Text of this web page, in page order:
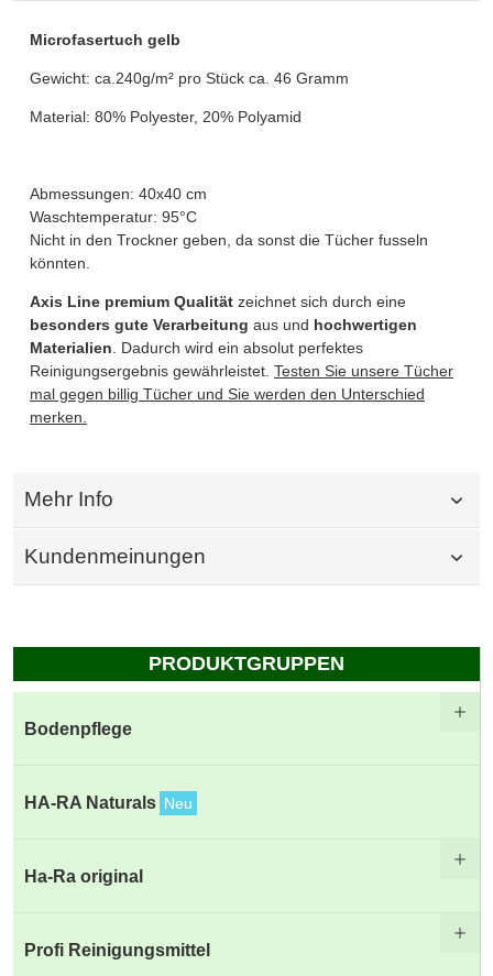
Microfasertuch gelb
Gewicht: ca.240g/m² pro Stück ca. 46 Gramm
Material: 80% Polyester, 20% Polyamid
Abmessungen: 40x40 cm
Waschtemperatur: 95°C
Nicht in den Trockner geben, da sonst die Tücher fusseln
könnten.
Axis Line premium Qualität zeichnet sich durch eine
besonders gute Verarbeitung aus und hochwertigen
Materialien. Dadurch wird ein absolut perfektes
Reinigungsergebnis gewährleistet. Testen Sie unsere Tücher
mal gegen billig Tücher und Sie werden den Unterschied
merken.
Mehr Info
Kundenmeinungen
PRODUKTGRUPPEN
Bodenpflege
HA-RA Naturals Neu
Ha-Ra original
Profi Reinigungsmittel